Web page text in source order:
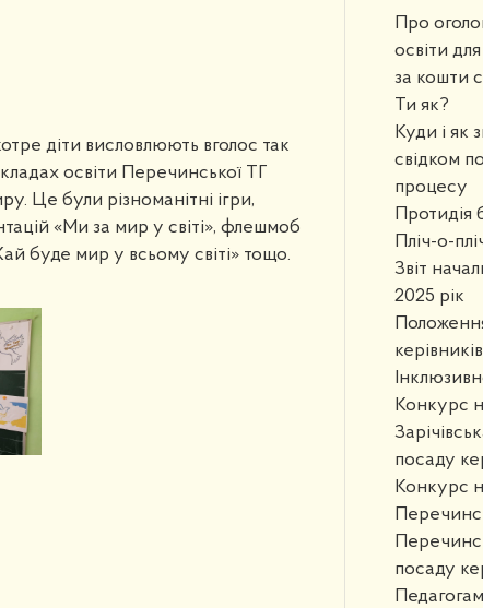
Про
освіти
за кошти
Ти як?
Куди і як
свідком
процесу
Протидія
Пліч-о-
Звіт
2025 рік
Конкурс
посаду
Конкурс
посаду
діти висловлюють вголос так
освіти Перечинської ТГ
Це були різноманітні ігри,
«Ми за мир у світі», флешмоб
буде мир у всьому світі» тощо.